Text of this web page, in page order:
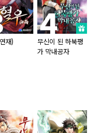
재)
무신이 된 하북팽
가 막내공자